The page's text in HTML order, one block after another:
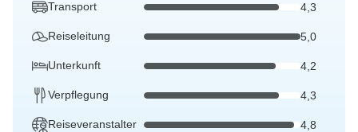
Transport 4,3
Reiseleitung 5,0
Unterkunft 4,2
Verpflegung 4,3
Reiseveranstalter 4,8